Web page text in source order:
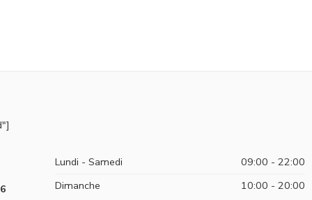
Lundi - Samedi
09:00 - 22:00
Dimanche
10:00 - 20:00